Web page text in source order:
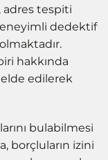
adres tespiti
dedektif
hakkında
edilerek
bulabilmesi
borçluların izini